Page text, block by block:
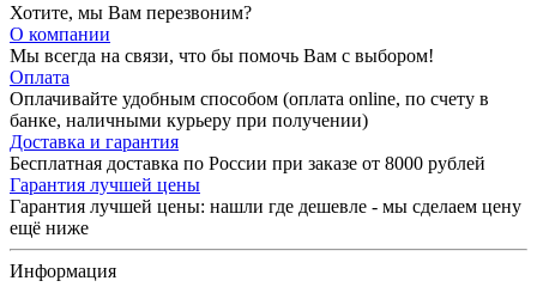
Хотите, мы Вам перезвоним?
О компании
Мы всегда на связи, что бы помочь Вам с выбором!
Оплата
Оплачивайте удобным способом (оплата online, по счету в
банке, наличными курьеру при получении)
Доставка и гарантия
Бесплатная доставка по России при заказе от 8000 рублей
Гарантия лучшей цены
Гарантия лучшей цены: нашли где дешевле - мы сделаем цену
ещё ниже
Информация